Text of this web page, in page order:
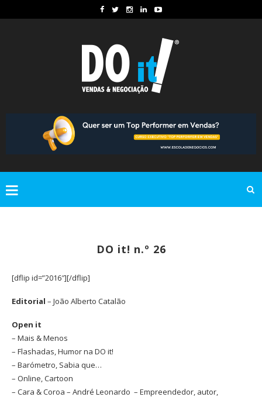
DO it! n.º 26
[dflip id=”2016″][/dflip]
Editorial – João Alberto Catalão
Open it
– Mais & Menos
– Flashadas, Humor na DO it!
– Barómetro, Sabia que…
– Online, Cartoon
– Cara & Coroa – André Leonardo – Empreendedor, autor,